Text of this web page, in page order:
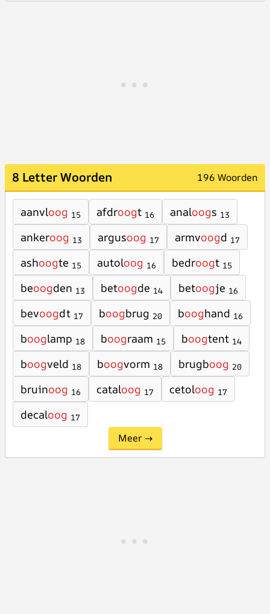
8 Letter Woorden 196 Woorden
aanvloog 15 afdroogt 16 analoogs 13
ankeroog 13 argusoog 17 armvoogd 17
ashoogte 15 autoloog 16 bedroogt 15
beoogden 13 betoogde 14 betoogje 16
bevoogdt 17 boogbrug 20 booghand 16
booglamp 18 boograam 15 boogtent 14
boogveld 18 boogvorm 18 brugboog 20
bruinoog 16 cataloog 17 cetoloog 17
decaloog 17
Meer →